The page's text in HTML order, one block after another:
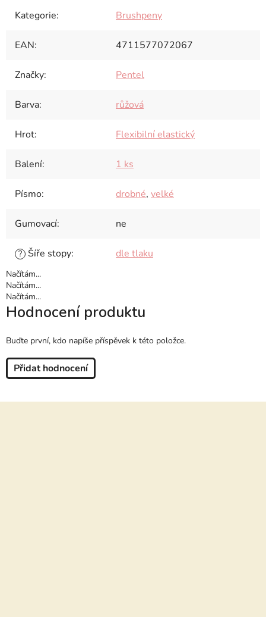
Kategorie: Brushpeny
EAN: 4711577072067
Značky: Pentel
Barva: růžová
Hrot: Flexibilní elastický
Balení: 1 ks
Písmo: drobné, velké
Gumovací: ne
? Šíře stopy: dle tlaku
Načítám...
Načítám...
Načítám...
Hodnocení produktu
Buďte první, kdo napíše příspěvek k této položce.
Přidat hodnocení